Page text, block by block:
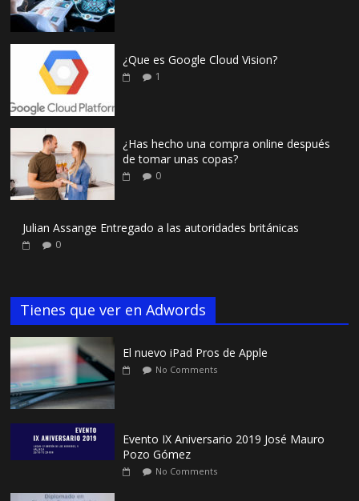
¿Que es Google Cloud Vision?
1
¿Has hecho una compra online después
de tomar unas copas?
0
Julian Assange Entregado a las autoridades británicas
0
Tienes que ver en Adwords
El nuevo iPad Pros de Apple
No Comments
Evento IX Aniversario 2019 José Mauro
Pozo Gómez
No Comments